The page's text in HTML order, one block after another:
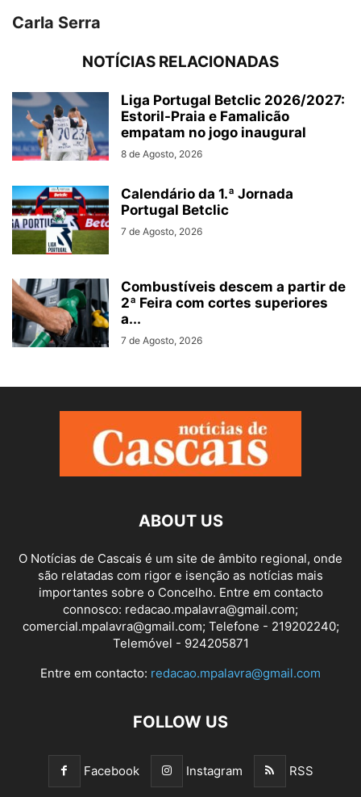
Carla Serra
NOTÍCIAS RELACIONADAS
Liga Portugal Betclic 2026/2027:
Estoril-Praia e Famalicão
empatam no jogo inaugural
8 de Agosto, 2026
Calendário da 1.ª Jornada
Portugal Betclic
7 de Agosto, 2026
Combustíveis descem a partir de
2ª Feira com cortes superiores
a...
7 de Agosto, 2026
ABOUT US
O Notícias de Cascais é um site de âmbito regional, onde
são relatadas com rigor e isenção as notícias mais
importantes sobre o Concelho. Entre em contacto
connosco: redacao.mpalavra@gmail.com;
comercial.mpalavra@gmail.com; Telefone - 219202240;
Telemóvel - 924205871
Entre em contacto: redacao.mpalavra@gmail.com
FOLLOW US
Facebook Instagram RSS